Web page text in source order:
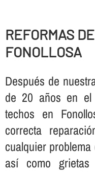
REFORMAS
FONOLLOSA
Después de
de 20 años en el
techos en
correcta
cualquier
así­ como